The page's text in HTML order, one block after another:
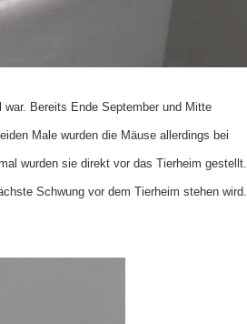
Bereits Ende September und Mitte
Male wurden die Mäuse allerdings bei
wurden sie direkt vor das Tierheim gestellt.
Schwung vor dem Tierheim stehen wird.